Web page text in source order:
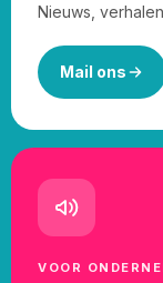
Nieuws,
Mail ons
VOOR